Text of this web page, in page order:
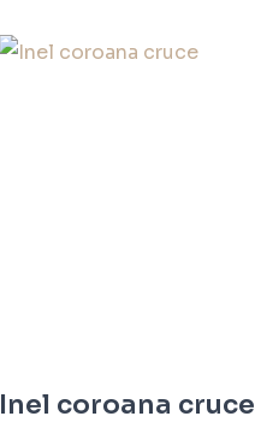
Inel coroana cruce